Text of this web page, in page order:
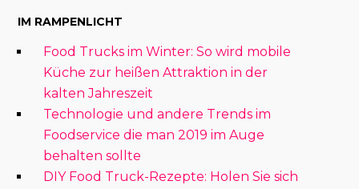
IM RAMPENLICHT
Food Trucks im Winter: So wird mobile
Küche zur heißen Attraktion in der
kalten Jahreszeit
Technologie und andere Trends im
Foodservice die man 2019 im Auge
behalten sollte
DIY Food Truck-Rezepte: Holen Sie sich